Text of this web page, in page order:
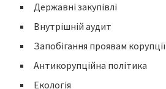
Державні закупівлі
Внутрішній аудит
Запобігання проявам корупції
Антикорупційна політика
Екологія